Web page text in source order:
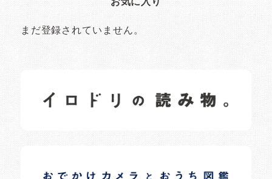
お気に入り
まだ登録されていません。
日常の様子など随時更新中です。
日常の様子など随時更新中です。